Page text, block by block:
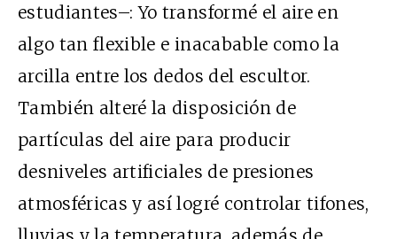
estudiantes–: Yo transformé el aire en
algo tan flexible e inacabable como la
arcilla entre los dedos del escultor.
También alteré la disposición de
partículas del aire para producir
desniveles artificiales de presiones
atmosféricas y así logré controlar tifones,